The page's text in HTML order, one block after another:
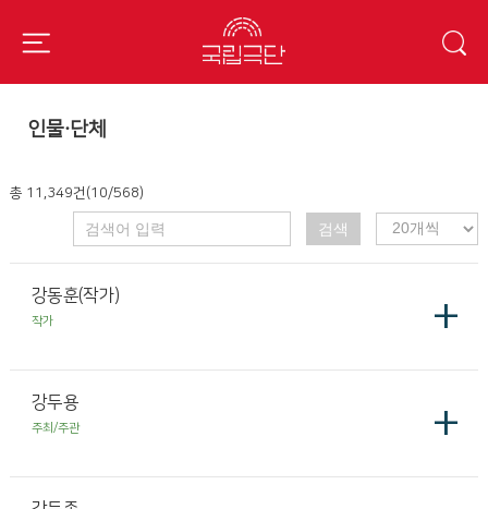
인물·단체
총 11,349건(10/568)
검색
강동훈(작가) +
작가
강두용 +
주최/주관